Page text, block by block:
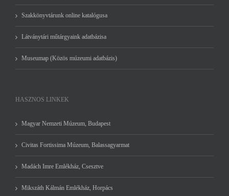
Szakkönyvtárunk online katalógusa
Látványtári műtárgyaink adatbázisa
Museumap (Közös múzeumi adatbázis)
HASZNOS LINKEK
Magyar Nemzeti Múzeum, Budapest
Civitas Fortissima Múzeum, Balassagyarmat
Madách Imre Emlékház, Csesztve
Mikszáth Kálmán Emlékház, Horpács